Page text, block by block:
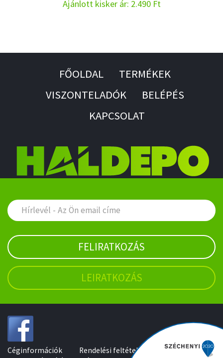
Ajánlott kisker ár: 2.490 Ft
FŐOLDAL
TERMÉKEK
VISZONTELADÓK
BELÉPÉS
KAPCSOLAT
FELIRATKOZÁS
LEIRATKOZÁS
Céginformációk
Rendelési feltételek